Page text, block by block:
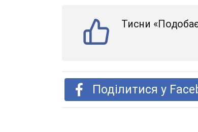
Тисни
Поділитися у